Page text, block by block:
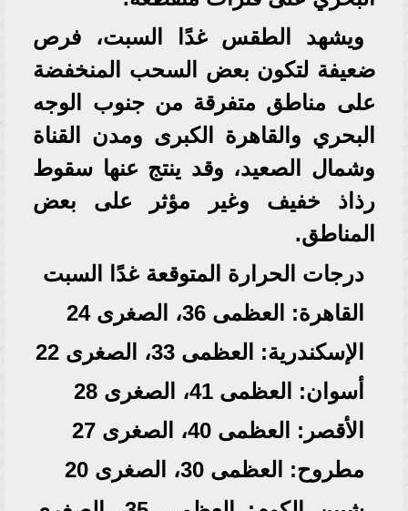
ويشهد الطقس غدًا السبت، فرص
ضعيفة لتكون بعض السحب المنخفضة
على مناطق متفرقة من جنوب الوجه
البحري والقاهرة الكبرى ومدن القناة
وشمال الصعيد، وقد ينتج عنها سقوط
رذاذ خفيف وغير مؤثر على بعض
المناطق.
درجات الحرارة المتوقعة غدًا السبت
القاهرة: العظمى 36، الصغرى 24
الإسكندرية: العظمى 33، الصغرى 22
أسوان: العظمى 41، الصغرى 28
الأقصر: العظمى 40، الصغرى 27
مطروح: العظمى 30، الصغرى 20